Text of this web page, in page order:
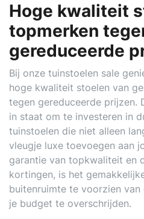
Hoge kwaliteit
topmerken
gereduceerde
Bij onze tuinstoelen sale
hoge kwaliteit stoelen van
tegen gereduceerde prijzen.
in staat om te investeren in
tuinstoelen die niet alleen
vleugje luxe toevoegen aan
garantie van topkwaliteit en
kortingen, is het
buitenruimte te voorzien
je budget te overschrijden.